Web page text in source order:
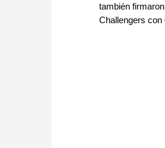
también
Challengers con